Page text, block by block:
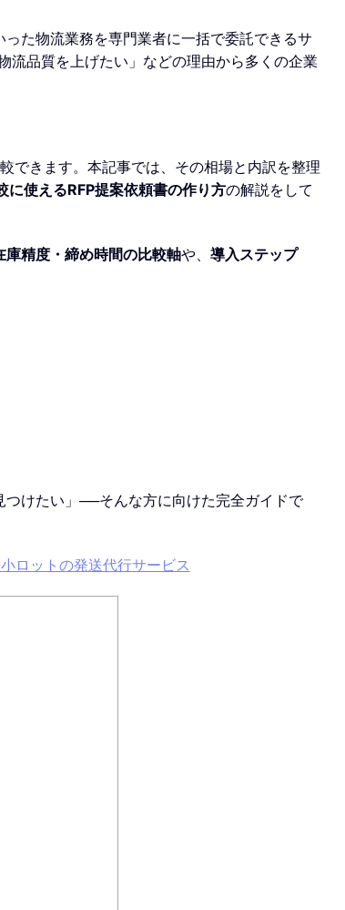
た物流業務を専門業者に一括で委託できるサ
流品質を上げたい」などの理由から多くの企業
できます。本記事では、その相場と内訳を整理
に使えるRFP提案依頼書の作り方の解説をして
精度・締め時間の比較軸や、 導入ステップ
つけたい」──そんな方に向けた完全ガイドで
ロットの発送代行サービス